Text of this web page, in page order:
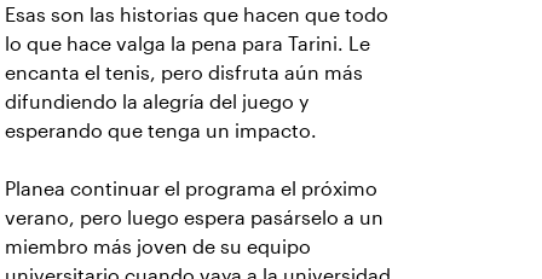
Esas son las historias que hacen que todo
lo que hace valga la pena para Tarini. Le
encanta el tenis, pero disfruta aún más
difundiendo la alegría del juego y
esperando que tenga un impacto.
Planea continuar el programa el próximo
verano, pero luego espera pasárselo a un
miembro más joven de su equipo